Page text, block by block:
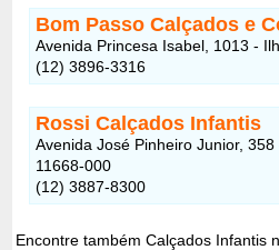
Bom Passo Calçados e
Avenida Princesa Isabel, 1013 -
(12) 3896-3316
Rossi Calçados Infantis
Avenida José Pinheiro Junior,
11668-000
(12) 3887-8300
Encontre também Calçados Infantis